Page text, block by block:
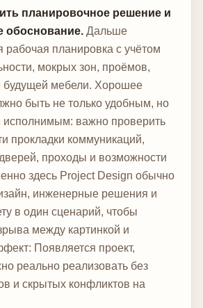
планировочное решение и
обоснование. Дальше
рабочая планировка с учётом
мокрых зон, проёмов,
будущей мебели. Хорошее
быть не только удобным, но
исполнимым: важно проверить
прокладки коммуникаций,
проходы и возможности
здесь Project Design обычно
инженерные решения и
в один сценарий, чтобы
между картинкой и
Появляется проект,
реально реализовать без
и скрытых конфликтов на